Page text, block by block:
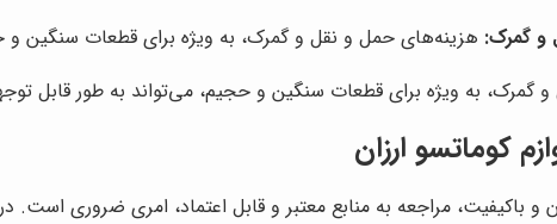
و گمرک: هزینه‌های حمل و نقل و گمرک، به ویژه برای قطعات سنگین و
گمرک، به ویژه برای قطعات سنگین و حجیم، می‌تواند به طور قابل
کوماتسو ارزان
و باکیفیت، مراجعه به منابع معتبر و قابل اعتماد، امری ضروری است.